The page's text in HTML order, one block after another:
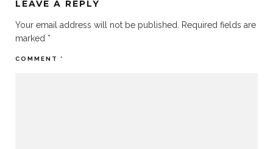
LEAVE A REPLY
Your email address will not be published. Required fields are
marked *
COMMENT *